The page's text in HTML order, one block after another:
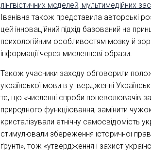
лінгвістичних моделей, мультимедійних
Іванівна також представила авторські
цей інноваційний підхід базований на
психологійним особливостям мозку й
інформації через мисленнєві образи.
Також учасники заходу обговорили
української мови в утвердженні
те, що «численні спроби поневолювачів
природного функціювання, замінити
кристалізували етнічну самосвідомість
стимулювали збереження історичної
ґрунті», тож «утвердження і захист